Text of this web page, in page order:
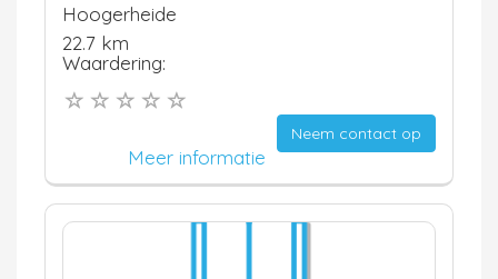
Hoogerheide
22.7 km
Waardering:
Neem contact op
Meer informatie